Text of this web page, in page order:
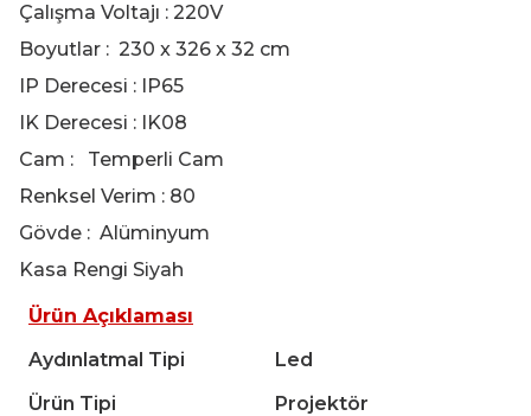
Çalışma Voltajı : 220V
Boyutlar : 230 x 326 x 32 cm
IP Derecesi : IP65
IK Derecesi : IK08
Cam : Temperli Cam
Renksel Verim : 80
Gövde : Alüminyum
Kasa Rengi Siyah
Ürün Açıklaması
Aydınlatmal Tipi
Led
Ürün Tipi
Projektör